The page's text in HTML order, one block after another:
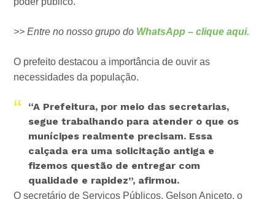
>> Entre no nosso grupo do WhatsApp – clique aqui.
O prefeito destacou a importância de ouvir as
necessidades da população.
“A Prefeitura, por meio das secretarias,
segue trabalhando para atender o que os
munícipes realmente precisam. Essa
calçada era uma solicitação antiga e
fizemos questão de entregar com
qualidade e rapidez”, afirmou.
O secretário de Serviços Públicos, Gelson Aniceto, o